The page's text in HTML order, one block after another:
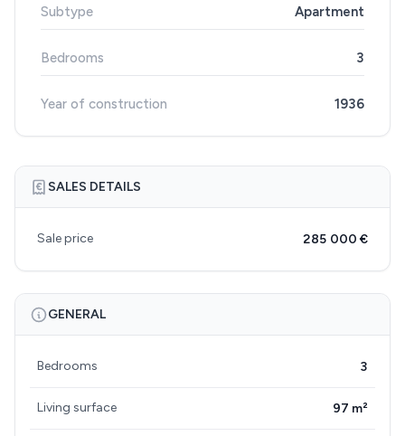
Subtype Apartment
Bedrooms 3
Year of construction 1936
SALES DETAILS
Sale price 285 000 €
GENERAL
Bedrooms 3
Living surface 97 m²